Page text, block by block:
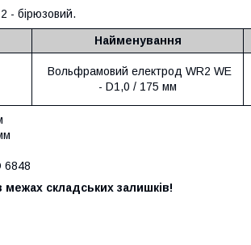
- бірюзовий.
Найменування
Вольфрамовий електрод WR2 WE
- D1,0 / 175 мм
6848
межах складських залишків!